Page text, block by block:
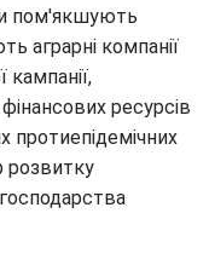
пом'якшують
аграрні компанії
кампанії,
ресурсів
протиепідемічних
розвитку